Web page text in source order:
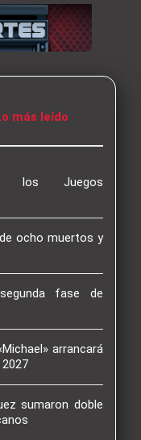
más leído
los Juegos
ocho muertos y
fase de
arrancará
sumaron doble